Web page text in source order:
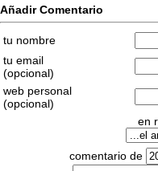
Añadir Comentario
tu nombre
tu email
(opcional)
web personal
(opcional)
en
comentario de